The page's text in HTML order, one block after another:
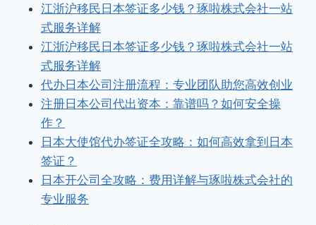
江浙沪移民日本签证多少钱？琢啦株式会社一站
式服务详解
江浙沪移民日本签证多少钱？琢啦株式会社一站
式服务详解
代办日本公司注册流程：专业团队助您高效创业
注册日本公司代出资本：靠谱吗？如何安全操
作？
日本大使馆代办签证全攻略：如何高效拿到日本
签证？
日本开公司全攻略：费用详解与琢啦株式会社的
专业服务